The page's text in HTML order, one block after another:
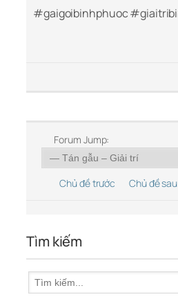
#gaigoibinhphuoc
Forum Jump:
Chủ đề trước Chủ đề sau
Tìm kiếm